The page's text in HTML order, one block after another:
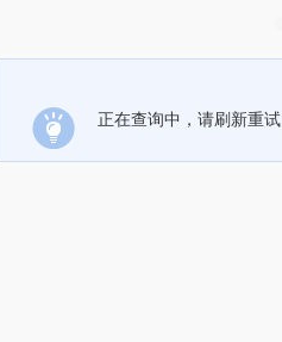
正在查询中，请刷新重试